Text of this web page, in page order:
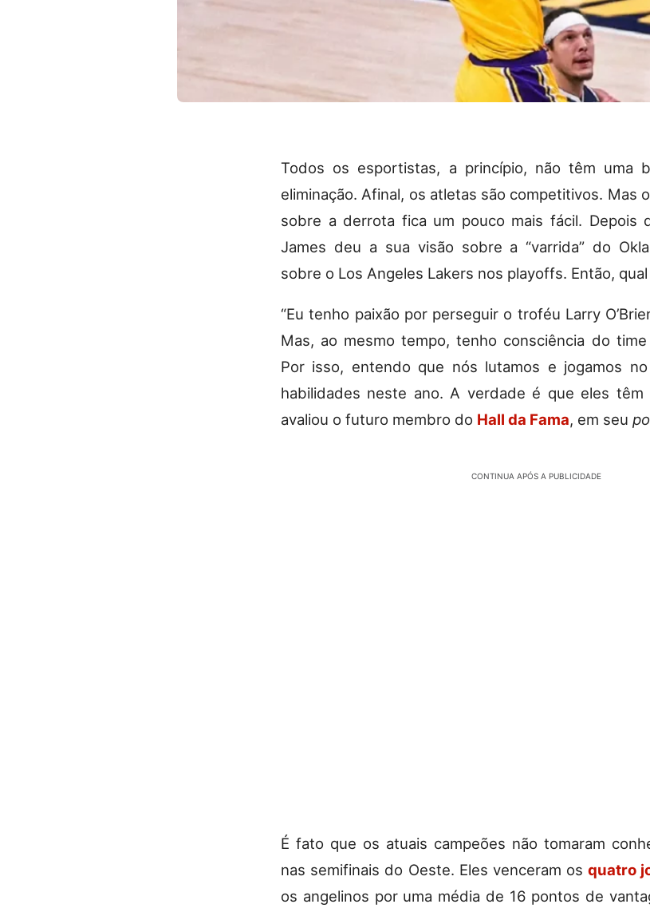
Todos os esportistas, a princípio, não têm uma
eliminação. Afinal, os atletas são competitivos. Mas
sobre a derrota fica um pouco mais fácil. Depois
James deu a sua visão sobre a “varrida” do
sobre o Los Angeles Lakers nos playoffs. Então,
“Eu tenho paixão por perseguir o troféu Larry
Mas, ao mesmo tempo, tenho consciência do
Por isso, entendo que nós lutamos e jogamos
habilidades neste ano. A verdade é que eles têm
avaliou o futuro membro do Hall da Fama, em seu
CONTINUA APÓS A PUBLICIDADE
É fato que os atuais campeões não tomaram
nas semifinais do Oeste. Eles venceram osquatro
os angelinos por uma média de 16 pontos de